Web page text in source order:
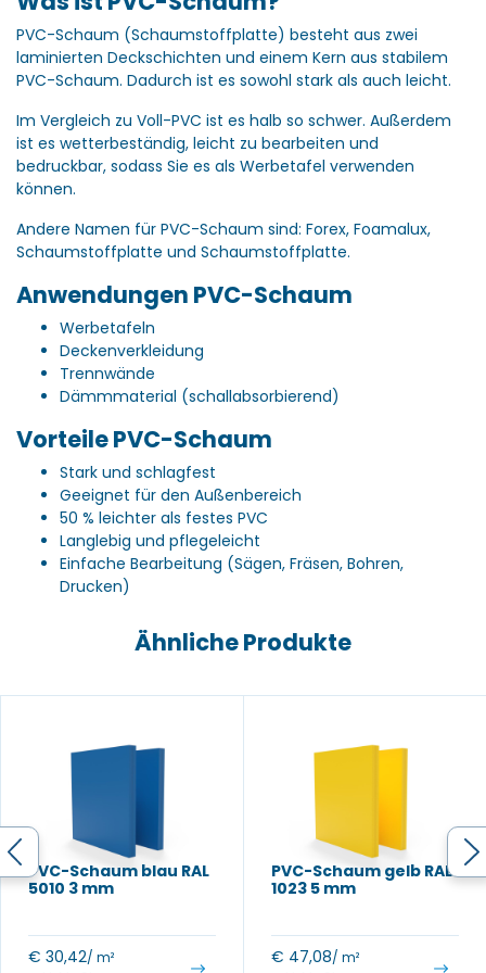
PVC-Schaum (Schaumstoffplatte) besteht aus zwei
laminierten Deckschichten und einem Kern aus stabilem
PVC-Schaum. Dadurch ist es sowohl stark als auch leicht.
Im Vergleich zu Voll-PVC ist es halb so schwer. Außerdem
ist es wetterbeständig, leicht zu bearbeiten und
bedruckbar, sodass Sie es als Werbetafel verwenden
können.
Andere Namen für PVC-Schaum sind: Forex, Foamalux,
Schaumstoffplatte und Schaumstoffplatte.
Anwendungen PVC-Schaum
Werbetafeln
Deckenverkleidung
Trennwände
Dämmmaterial (schallabsorbierend)
Vorteile PVC-Schaum
Stark und schlagfest
Geeignet für den Außenbereich
50 % leichter als festes PVC
Langlebig und pflegeleicht
Einfache Bearbeitung (Sägen, Fräsen, Bohren,
Drucken)
Ähnliche Produkte
PVC-Schaum blau RAL
5010 3 mm
€ 30,42/ m²
PVC-Schaum gelb RAL
1023 5 mm
€ 47,08/ m²